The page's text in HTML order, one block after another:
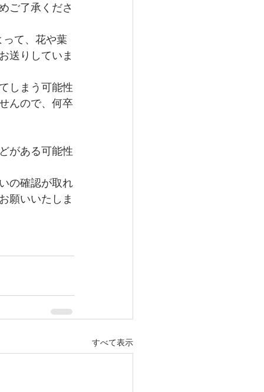
ご了承くださ
て、花や葉
送りしていま
しまう可能性
んので、何卒
がある可能性
の確認が取れ
願いいたしま
すべて表示